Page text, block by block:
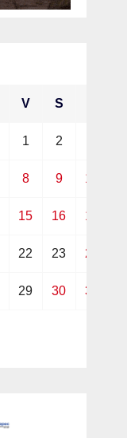
V S
1 2
8 9 10
15 16 17
22 23 24
29 30 31